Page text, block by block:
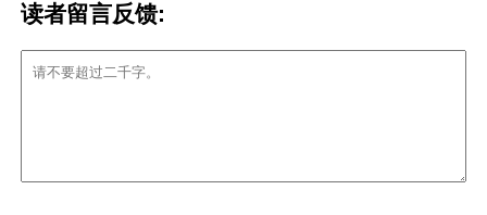
读者留言反馈: